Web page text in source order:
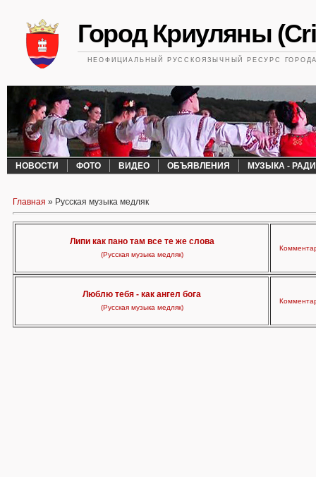
Город Криуляны
НЕОФИЦИАЛЬНЫЙ РУССКОЯЗЫЧНЫЙ РЕСУРС
НОВОСТИ ФОТО ВИДЕО ОБЪЯВЛЕНИЯ МУЗЫКА -
Главная » Русская музыка медляк
Липи как пано там все те же слова
(Русская музыка медляк)
Люблю тебя - как ангел бога
(Русская музыка медляк)